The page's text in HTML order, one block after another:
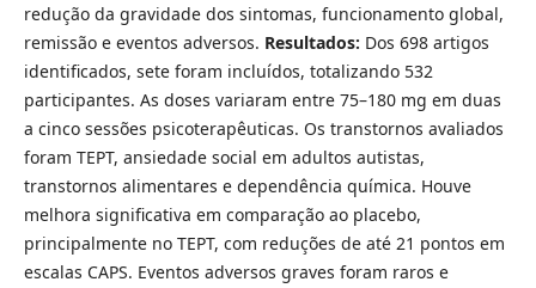
redução da gravidade dos sintomas, funcionamento global,
remissão e eventos adversos. Resultados: Dos 698 artigos
identificados, sete foram incluídos, totalizando 532
participantes. As doses variaram entre 75–180 mg em duas
a cinco sessões psicoterapêuticas. Os transtornos avaliados
foram TEPT, ansiedade social em adultos autistas,
transtornos alimentares e dependência química. Houve
melhora significativa em comparação ao placebo,
principalmente no TEPT, com reduções de até 21 pontos em
escalas CAPS. Eventos adversos graves foram raros e